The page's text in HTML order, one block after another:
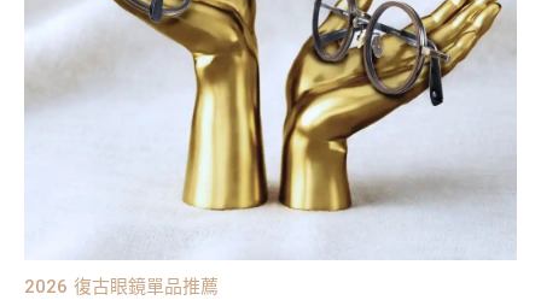
2026 復古眼鏡單品推薦